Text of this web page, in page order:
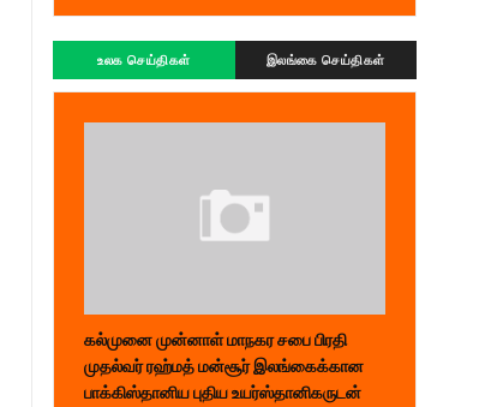
உலக செய்திகள் இலங்கை செய்திகள்
கல்முனை முன்னாள் மாநகர சபை பிரதி
முதல்வர் ரஹ்மத் மன்சூர் இலங்கைக்கான
பாக்கிஸ்தானிய புதிய உயர்ஸ்தானிகருடன்